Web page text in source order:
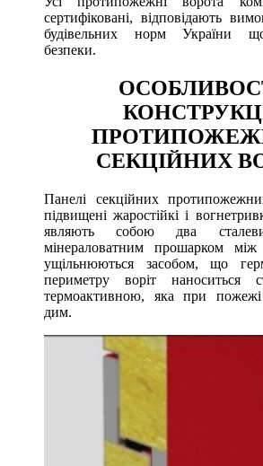
сертифіковані, відповідають
будівельних норм України
безпеки.
СЕКЦІЙНИХ
Панелі секційних
підвищені жаростійкі і
являють собою два
мінераловатним прошарком
ущільнюються засобом, що
периметру воріт наноситься
термоактивною, яка при
дим.